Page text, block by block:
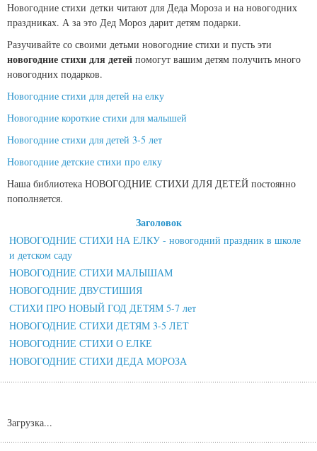
Новогодние стихи детки читают для Деда Мороза и на новогодних
праздниках. А за это Дед Мороз дарит детям подарки.
Разучивайте со своими детьми новогодние стихи и пусть эти
новогодние стихи для детей помогут вашим детям получить много
новогодних подарков.
Новогодние стихи для детей на елку
Новогодние короткие стихи для малышей
Новогодние стихи для детей 3-5 лет
Новогодние детские стихи про елку
Наша библиотека НОВОГОДНИЕ СТИХИ ДЛЯ ДЕТЕЙ постоянно
пополняется.
Заголовок
НОВОГОДНИЕ СТИХИ НА ЕЛКУ - новогодний праздник в школе
и детском саду
НОВОГОДНИЕ СТИХИ МАЛЫШАМ
НОВОГОДНИЕ ДВУСТИШИЯ
СТИХИ ПРО НОВЫЙ ГОД ДЕТЯМ 5-7 лет
НОВОГОДНИЕ СТИХИ ДЕТЯМ 3-5 ЛЕТ
НОВОГОДНИЕ СТИХИ О ЕЛКЕ
НОВОГОДНИЕ СТИХИ ДЕДА МОРОЗА
Загрузка...